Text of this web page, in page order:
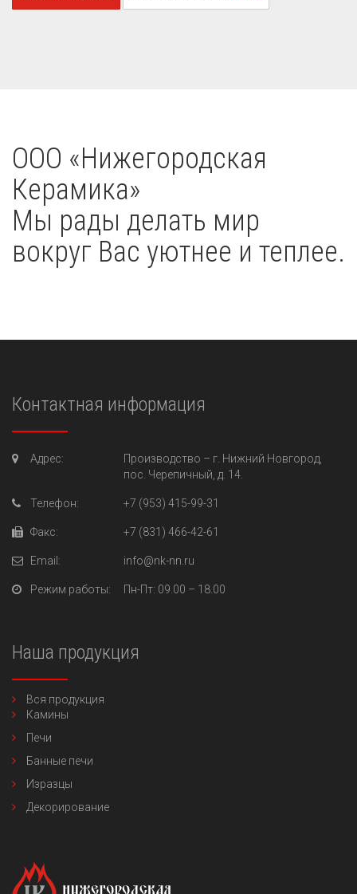
OOO «Нижегородская
Керамика»
Мы рады делать мир
вокруг Вас уютнее и теплее.
Контактная информация
Адрес: Производство – г. Нижний Новгород,
пос. Черепичный, д. 14.
Телефон: +7 (953) 415-99-31
Факс: +7 (831) 466-42-61
Email: info@nk-nn.ru
Режим работы: Пн-Пт: 09.00 – 18.00
Наша продукция
Вся продукция
Камины
Печи
Банные печи
Изразцы
Декорирование